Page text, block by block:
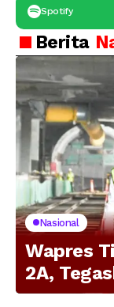
Spotify
Berita
Nasional
Wapres
2A,
Modern